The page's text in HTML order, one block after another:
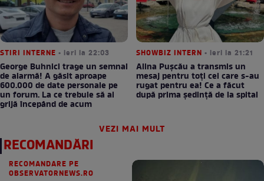
STIRI INTERNE • ieri la 22:03
George Buhnici trage un semnal
de alarmă! A găsit aproape
600.000 de date personale pe
un forum. La ce trebuie să ai
grijă începând de acum
SHOWBIZ INTERN • ieri la 21:21
Alina Pușcău a transmis un
mesaj pentru toți cei care s-au
rugat pentru ea! Ce a făcut
după prima ședință de la spital
VEZI MAI MULT
RECOMANDĂRI
RECOMANDARE PE
OBSERVATORNEWS.RO